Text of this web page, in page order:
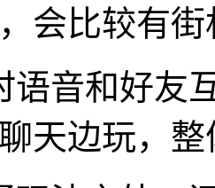
会比较有
语音和好友
天边玩，